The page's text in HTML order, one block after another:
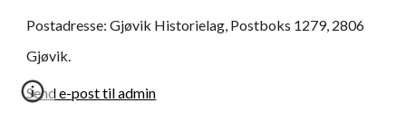
Postadresse: Gjøvik Historielag, Postboks 1279, 2806
Gjøvik.
Send e-post til admin